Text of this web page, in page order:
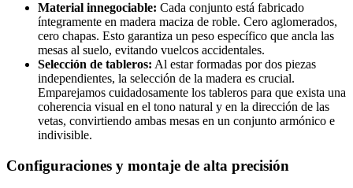
Material innegociable: Cada conjunto está fabricado
íntegramente en madera maciza de roble. Cero aglomerados,
cero chapas. Esto garantiza un peso específico que ancla las
mesas al suelo, evitando vuelcos accidentales.
Selección de tableros: Al estar formadas por dos piezas
independientes, la selección de la madera es crucial.
Emparejamos cuidadosamente los tableros para que exista una
coherencia visual en el tono natural y en la dirección de las
vetas, convirtiendo ambas mesas en un conjunto armónico e
indivisible.
Configuraciones y montaje de alta precisión